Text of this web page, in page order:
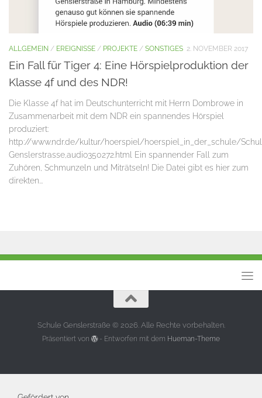
ALLGEMEIN / EREIGNISSE / PROJEKTE / SONSTIGES 2. NOVEMBER 2017
Ein Fall für Tiger 4: Eine Hörspielproduktion der
Klasse 4f und des NDR!
Die Klasse 4f hat im Deutschunterricht mit Herrn Dombrowe in
Zusammenarbeit mit dem NDR ein spannendes Hörspiel
produziert:
http://www.ndr.de/kultur/hoerspiel/hoerspiel_in_der_schule/
Genslerstrasse,audio350272.html Ein spannender Fall zum
Zuhören, Schmunzeln und Miträtseln! Die Datei gibt es hier zum
direkten...
Schule Genslerstraße © 2026. Alle Rechte vorbehalten.
Präsentiert von - Entworfen mit dem Hueman-Theme